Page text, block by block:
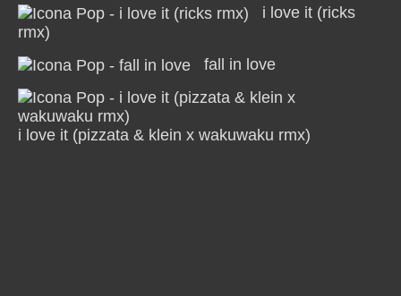
i love it (ricks
rmx)
fall in love
i love it (pizzata & klein x wakuwaku rmx)